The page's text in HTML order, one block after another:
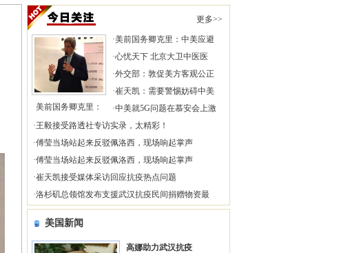
更多>>
美前国务卿克里：
·美前国务卿克里：中美应避
·心忧天下 北京大卫中医医
·外交部：敦促美方客观公正
·崔天凯：需要警惕妨碍中美
·中美就5G问题在慕安会上激
·王毅接受路透社专访实录，太精彩！
·傅莹当场站起来反驳佩洛西，现场响起掌声
·傅莹当场站起来反驳佩洛西，现场响起掌声
·崔天凯接受媒体采访回应抗疫热点问题
·洛杉矶总领馆发布支援武汉抗疫民间捐赠物资最
美国新闻
高娜助力武汉抗疫